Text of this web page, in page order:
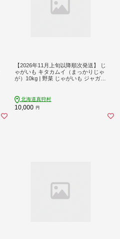
【2026年11月上旬以降順次発送】 じ
ゃがいも キタカムイ（まっかりじゃ
が）10kg | 野菜 じゃがいも ジャガイ
[BPAM047]
北海道真狩村
10,000 円